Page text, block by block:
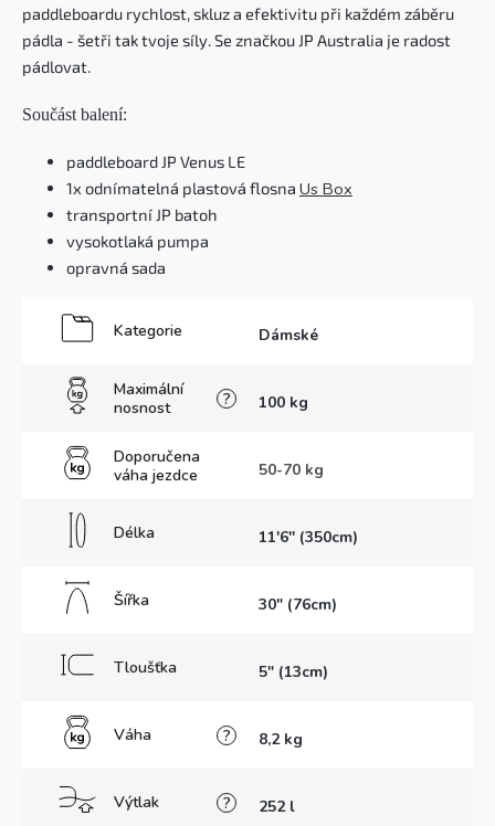
paddleboardu rychlost, skluz a efektivitu při každém záběru
pádla - šetři tak tvoje síly. Se značkou JP Australia je radost
pádlovat.
Součást balení:
paddleboard JP Venus LE
1x odnímatelná plastová flosna Us Box
transportní JP batoh
vysokotlaká pumpa
opravná sada
Kategorie Dámské
?
Maximální
nosnost
100 kg
Doporučena
váha jezdce
50-70 kg
Délka 11'6'' (350cm)
Šířka 30" (76cm)
Tloušťka 5" (13cm)
?
Váha 8,2 kg
?
Výtlak 252 l